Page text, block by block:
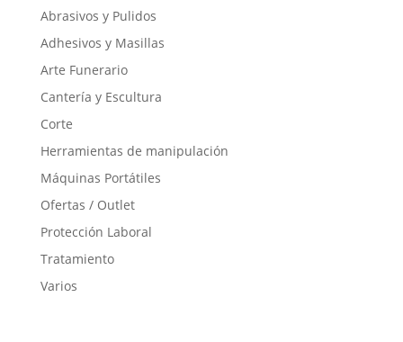
Abrasivos y Pulidos
Adhesivos y Masillas
Arte Funerario
Cantería y Escultura
Corte
Herramientas de manipulación
Máquinas Portátiles
Ofertas / Outlet
Protección Laboral
Tratamiento
Varios